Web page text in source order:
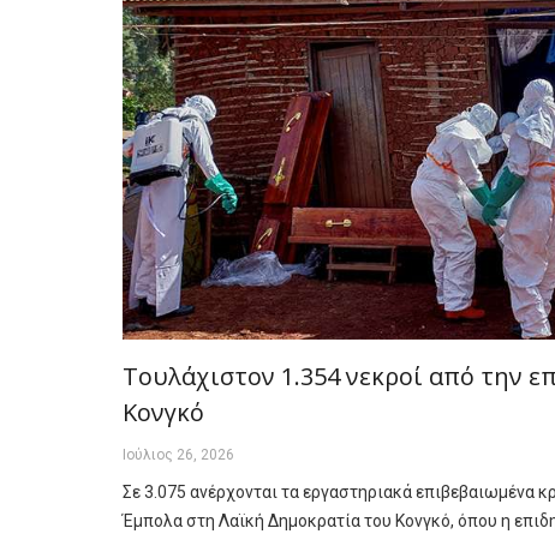
Τουλάχιστον 1.354 νεκροί από την
Κονγκό
Ιούλιος 26, 2026
Σε 3.075 ανέρχονται τα εργαστηριακά επιβεβαιωμένα
Έμπολα στη Λαϊκή Δημοκρατία του Κονγκό, όπου η